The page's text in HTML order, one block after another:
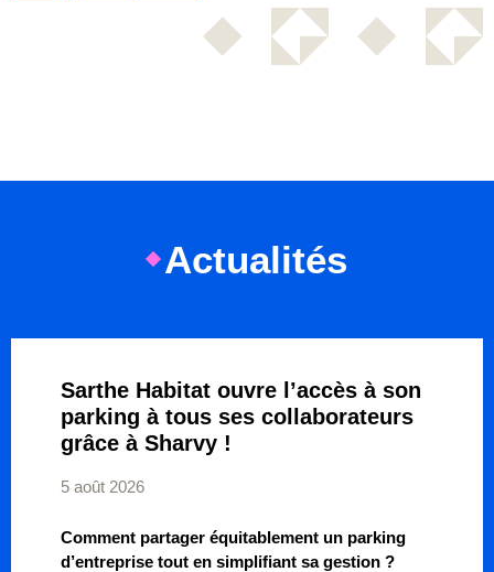
Actualités
Sarthe Habitat ouvre l’accès à son
parking à tous ses collaborateurs
grâce à Sharvy !
5 août 2026
Comment partager équitablement un parking
d’entreprise tout en simplifiant sa gestion ?